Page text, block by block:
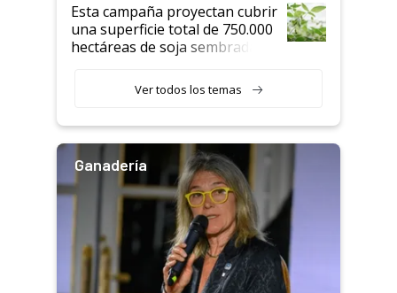
Esta campaña proyectan cubrir
una superficie total de 750.000
hectáreas de soja sembradas
variedades que marcan un
salto tecnológico en genética y
Ver todos los temas
Ganadería